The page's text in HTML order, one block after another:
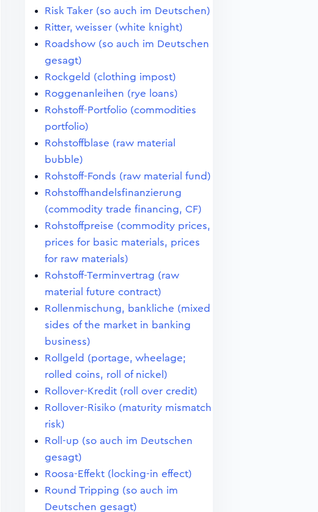
Risk Taker (so auch im Deutschen)
Ritter, weisser (white knight)
Roadshow (so auch im Deutschen
gesagt)
Rockgeld (clothing impost)
Roggenanleihen (rye loans)
Rohstoff-Portfolio (commodities
portfolio)
Rohstoffblase (raw material
bubble)
Rohstoff-Fonds (raw material fund)
Rohstoffhandelsfinanzierung
(commodity trade financing, CF)
Rohstoffpreise (commodity prices,
prices for basic materials, prices
for raw materials)
Rohstoff-Terminvertrag (raw
material future contract)
Rollenmischung, bankliche (mixed
sides of the market in banking
business)
Rollgeld (portage, wheelage;
rolled coins, roll of nickel)
Rollover-Kredit (roll over credit)
Rollover-Risiko (maturity mismatch
risk)
Roll-up (so auch im Deutschen
gesagt)
Roosa-Effekt (locking-in effect)
Round Tripping (so auch im
Deutschen gesagt)